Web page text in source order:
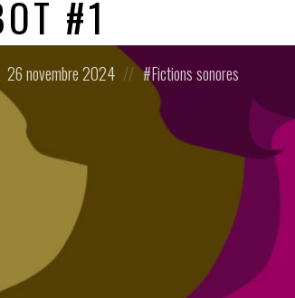
#1
Posted
on
26 novembre 2024
Posted
Fictions sonores